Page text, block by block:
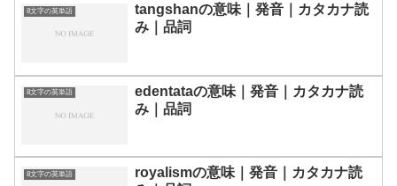
8文字の英単語
tangshanの意味｜発音｜カタカナ読
み｜品詞
8文字の英単語
edentataの意味｜発音｜カタカナ読
み｜品詞
8文字の英単語
royalismの意味｜発音｜カタカナ読